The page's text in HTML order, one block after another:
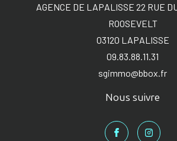
AGENCE DE LAPALISSE 22 RUE
ROOSEVELT
03120
LAPALISSE
09.83.88.11.31
sgimmo@bbox.fr
Nous suivre